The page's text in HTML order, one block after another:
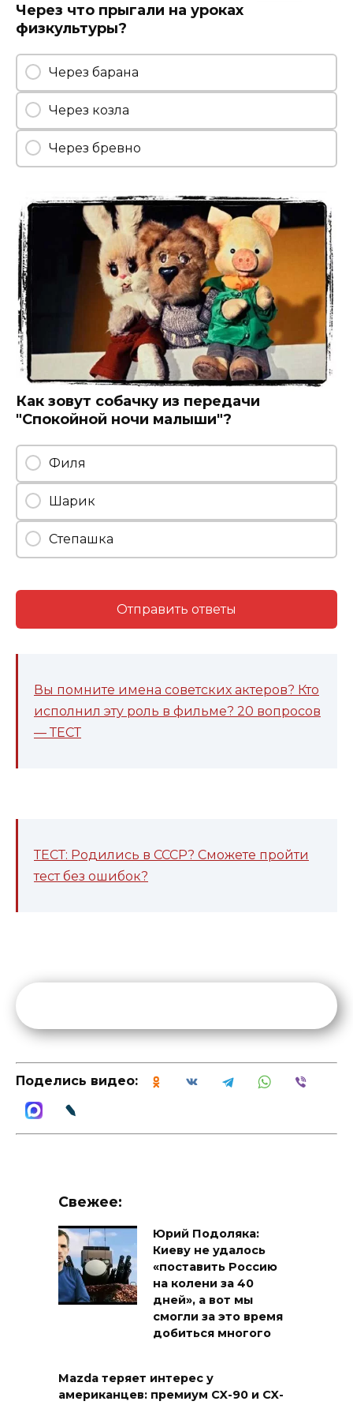
Через что прыгали на уроках
физкультуры?
Через барана
Через козла
Через бревно
Как зовут собачку из передачи
"Спокойной ночи малыши"?
Филя
Шарик
Степашка
Отправить ответы
Вы помните имена советских актеров? Кто
исполнил эту роль в фильме? 20 вопросов
— ТЕСТ
ТЕСТ: Родились в СССР? Сможете пройти
тест без ошибок?
Поделись видео:
Свежее:
Юрий Подоляка:
Киеву не удалось
«поставить Россию
на колени за 40
дней», а вот мы
смогли за это время
добиться многого
Mazda теряет интерес у
американцев: премиум CX-90 и CX-